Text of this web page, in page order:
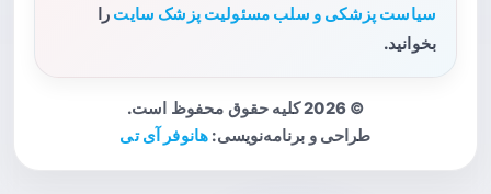
سیاست پزشکی و سلب مسئولیت پزشک سایت را
بخوانید.
© 2026 کلیه حقوق محفوظ است.
طراحی و برنامه‌نویسی: هانوفر آی تی